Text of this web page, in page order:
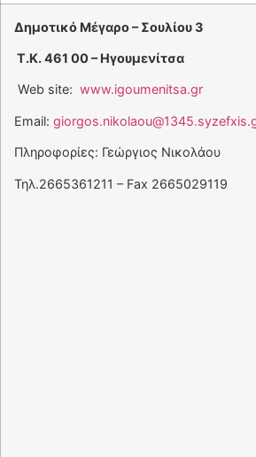
Δημοτικό Μέγαρο – Σουλίου 3
Τ.Κ. 461 00 – Ηγουμενίτσα
Web site: www.igoumenitsa.gr
Email:
Πληροφορίες: Γεώργιος Νικολάου
Τηλ.2665361211 – Fax 2665029119